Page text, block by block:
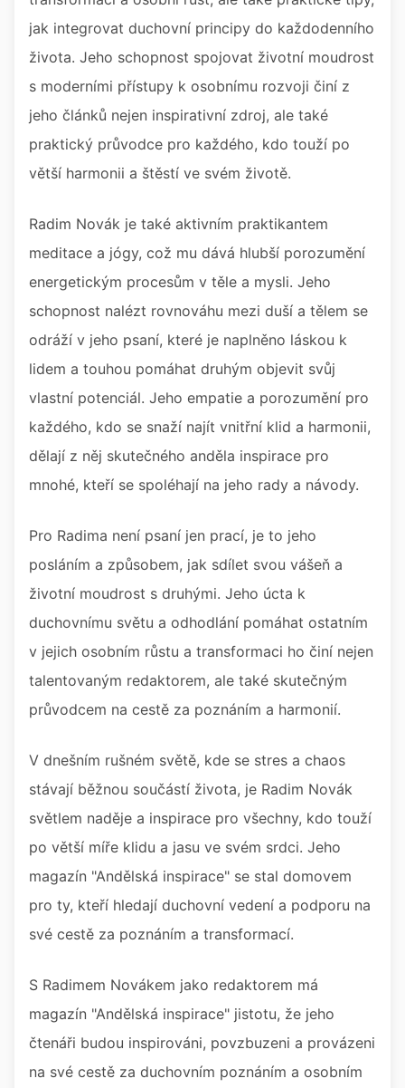
jak integrovat duchovní principy do každodenního
života. Jeho schopnost spojovat životní moudrost
s moderními přístupy k osobnímu rozvoji činí z
jeho článků nejen inspirativní zdroj, ale také
praktický průvodce pro každého, kdo touží po
větší harmonii a štěstí ve svém životě.
Radim Novák je také aktivním praktikantem
meditace a jógy, což mu dává hlubší porozumění
energetickým procesům v těle a mysli. Jeho
schopnost nalézt rovnováhu mezi duší a tělem se
odráží v jeho psaní, které je naplněno láskou k
lidem a touhou pomáhat druhým objevit svůj
vlastní potenciál. Jeho empatie a porozumění pro
každého, kdo se snaží najít vnitřní klid a harmonii,
dělají z něj skutečného anděla inspirace pro
mnohé, kteří se spoléhají na jeho rady a návody.
Pro Radima není psaní jen prací, je to jeho
posláním a způsobem, jak sdílet svou vášeň a
životní moudrost s druhými. Jeho úcta k
duchovnímu světu a odhodlání pomáhat ostatním
v jejich osobním růstu a transformaci ho činí nejen
talentovaným redaktorem, ale také skutečným
průvodcem na cestě za poznáním a harmonií.
V dnešním rušném světě, kde se stres a chaos
stávají běžnou součástí života, je Radim Novák
světlem naděje a inspirace pro všechny, kdo touží
po větší míře klidu a jasu ve svém srdci. Jeho
magazín "Andělská inspirace" se stal domovem
pro ty, kteří hledají duchovní vedení a podporu na
své cestě za poznáním a transformací.
S Radimem Novákem jako redaktorem má
magazín "Andělská inspirace" jistotu, že jeho
čtenáři budou inspirováni, povzbuzeni a provázeni
na své cestě za duchovním poznáním a osobním